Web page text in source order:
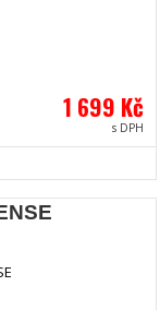
1 699 Kč
s DPH